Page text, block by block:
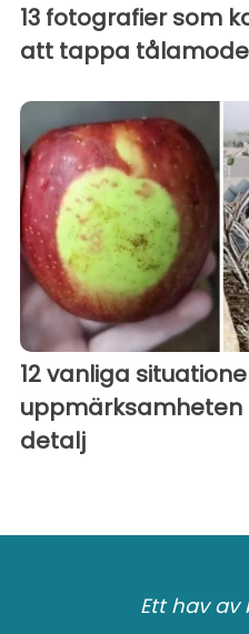
13 fotografier som
att tappa
12 vanliga
detalj
Ett hav av